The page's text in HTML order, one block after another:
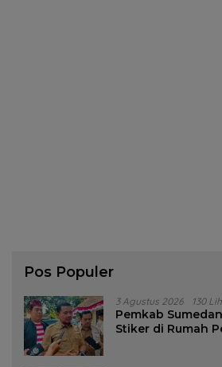
Pos Populer
3 Agustus 2026 130
Pemkab
Stiker di Rumah